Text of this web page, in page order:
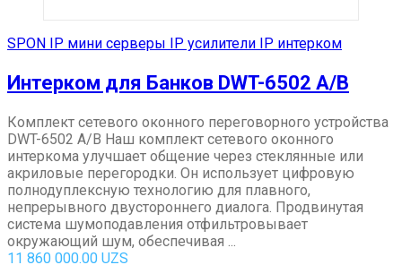
SPON IP мини серверы IP усилители IP интерком
Интерком для Банков DWT-6502 A/B
Комплект сетевого оконного переговорного устройства
DWT-6502 A/B Наш комплект сетевого оконного
интеркома улучшает общение через стеклянные или
акриловые перегородки. Он использует цифровую
полнодуплексную технологию для плавного,
непрерывного двустороннего диалога. Продвинутая
система шумоподавления отфильтровывает
окружающий шум, обеспечивая ...
11 860 000.00 UZS